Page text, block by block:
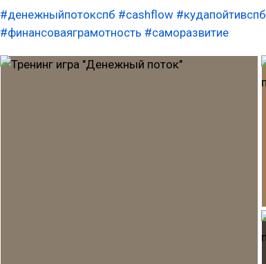
#денежныйпотокспб #cashflow #кудапойтивспб
#финансоваяграмотность #саморазвитие